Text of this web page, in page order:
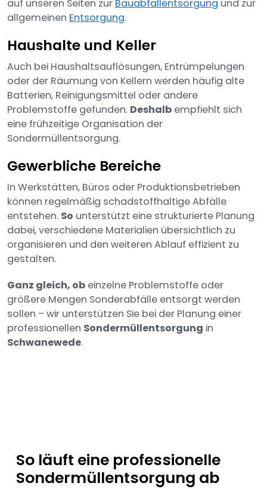
auf unseren Seiten zur Bauabfallentsorgung und zur
allgemeinen Entsorgung.
Haushalte und Keller
Auch bei Haushaltsauflösungen, Entrümpelungen
oder der Räumung von Kellern werden häufig alte
Batterien, Reinigungsmittel oder andere
Problemstoffe gefunden. Deshalb empfiehlt sich
eine frühzeitige Organisation der
Sondermüllentsorgung.
Gewerbliche Bereiche
In Werkstätten, Büros oder Produktionsbetrieben
können regelmäßig schadstoffhaltige Abfälle
entstehen. So unterstützt eine strukturierte Planung
dabei, verschiedene Materialien übersichtlich zu
organisieren und den weiteren Ablauf effizient zu
gestalten.
Ganz gleich, ob einzelne Problemstoffe oder
größere Mengen Sonderabfälle entsorgt werden
sollen – wir unterstützen Sie bei der Planung einer
professionellen Sondermüllentsorgung in
Schwanewede.
So läuft eine professionelle
Sondermüllentsorgung ab